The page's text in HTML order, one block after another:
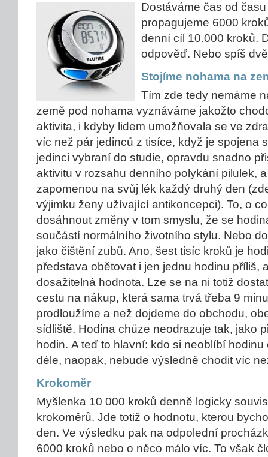
Dostáváme čas od
propagujeme 6000
denní cíl 10.000 kroků.
odpověď. Nebo spíš
Stojíme nohama na
Tím zde tedy nemáme
země pod nohama vyznáváme jakožto
aktivita, i kdyby lidem umožňovala se ve
víc než pár jedinců z tisíce, když je spojena
jedinci vybraní do studie, opravdu snadno
aktivitu v rozsahu denního polykání pilulek,
zapomenou na svůj lék každý druhý den
výjimku ženy užívající antikoncepci). To, o
dosáhnout změny v tom smyslu, že se
součástí normálního životního stylu. Nebo
jako čištění zubů. Ano, šest tisíc kroků je
představa obětovat i jen jednu hodinu příliš,
dosažitelná hodnota. Lze se na ni totiž
cestu na nákup, která sama trvá třeba 9
prodloužíme a než dojdeme do obchodu,
sídliště. Hodina chůze neodrazuje tak, jako
hodin. A teď to hlavní: kdo si neoblíbí
déle, naopak, nebude výsledně chodit víc
Krokoměr
Myšlenka 10 000 kroků denně logicky
krokoměrů. Jde totiž o hodnotu, kterou
den. Ve výsledku pak na odpolední
6000 kroků nebo o něco málo víc. To však